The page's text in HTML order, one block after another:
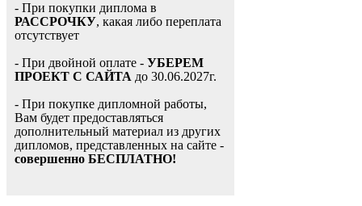
- При покупки диплома в
РАССРОЧКУ, какая либо переплата
отсутствует
- При двойной оплате - УБЕРЕМ
ПРОЕКТ С САЙТА до 30.06.2027г.
- При покупке дипломной работы,
Вам будет предоставляться
дополнительный материал из других
дипломов, представленных на сайте -
совершенно БЕСПЛАТНО!